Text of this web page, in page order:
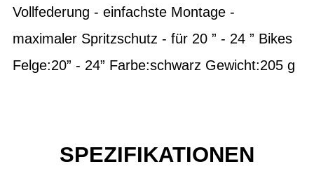
Vollfederung - einfachste Montage -
maximaler Spritzschutz - für 20 ” - 24 ” Bikes
Felge:20” - 24” Farbe:schwarz Gewicht:205 g
SPEZIFIKATIONEN